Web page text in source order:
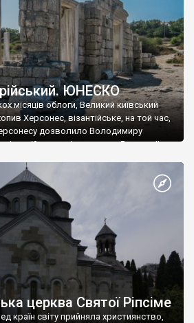
ЮНЕСКО
місяців облоги, Великий київський
Херсонес, візантійське, на той час,
дозволило Володимиру
імператору Василю ІІ, та
язичник, став Василем-християнином.
Русі. На честь Херсонесу Таврійського
церква Святої Ріпсіме
країн світу прийняла християнство,